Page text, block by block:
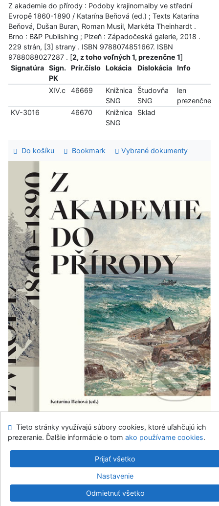
Z akademie do přírody : Podoby krajinomalby ve střední
Evropě 1860-1890 / Katarína Beňová (ed.) ; Texts Katarína
Beňová, Dušan Buran, Roman Musil, Markéta Theinhardt .
Brno : B&P Publishing ; Plzeň : Západočeská galerie, 2018 .
229 strán, [3] strany . ISBN 9788074851667. ISBN
9788088027287 . [2, z toho voľných 1, prezenčne 1]
Signatúra
Sign.
PK
Prír.číslo Lokácia Dislokácia Info
XIV.c 46669
Knižnica
SNG
Študovňa
SNG
len
prezenčne
KV-3016
46670
Knižnica
SNG
Sklad
Do košíku Bookmark Vybrané dokumenty
5 10
Tieto stránky využívajú súbory cookies, ktoré uľahčujú ich
prezeranie. Ďalšie informácie o tom ako používame cookies.
Prijať všetko
Nastavenie
Odmietnuť všetko